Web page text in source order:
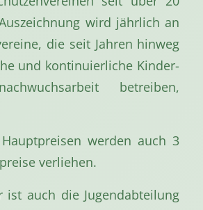
wird jährlich an
die seit Jahren hinweg
und kontinuierliche Kinder-
betreiben,
werden auch 3
verliehen.
ist auch die Jugendabteilung